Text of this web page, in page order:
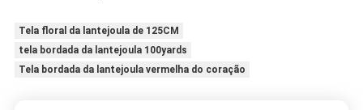
Tela floral da lantejoula de 125CM
tela bordada da lantejoula 100yards
Tela bordada da lantejoula vermelha do coração